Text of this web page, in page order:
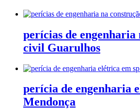
perícias de engenharia
civil Guarulhos
perícia de engenharia
Mendonça